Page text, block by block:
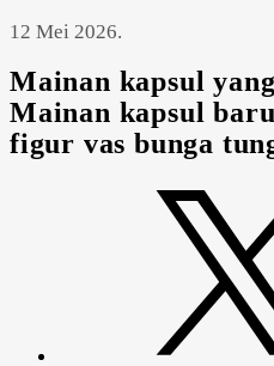
12 Mei 2026.
Mainan kapsul
Mainan kapsul
figur vas bunga